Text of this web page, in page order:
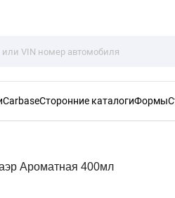
CarbaseСторонние каталогиФормы
Ароматная 400мл